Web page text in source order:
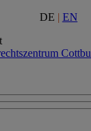
DE | EN